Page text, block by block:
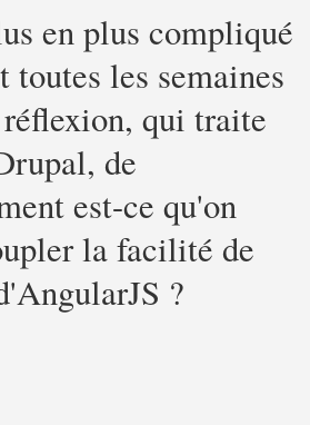
en plus compliqué
toutes les semaines
qui traite
de
est-ce qu'on
la facilité de
?